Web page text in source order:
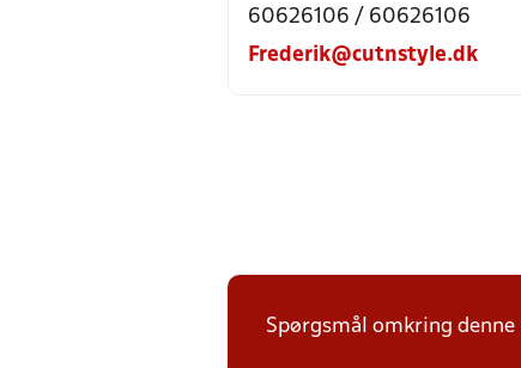
60626106 / 60626106
Frederik@cutnstyle.dk
Spørgsmål omkring